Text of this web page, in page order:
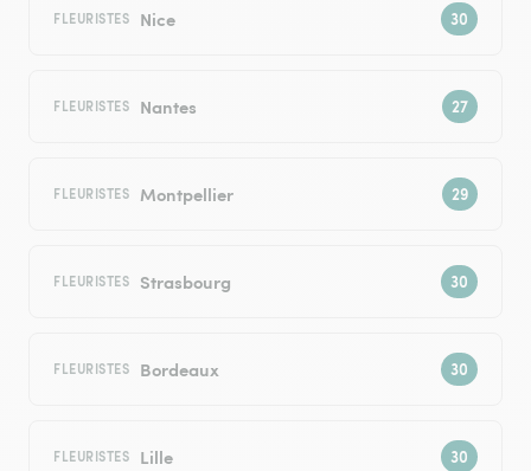
FLEURISTES Nice
FLEURISTES Nantes
FLEURISTES Montpellier
FLEURISTES Strasbourg
FLEURISTES Bordeaux
FLEURISTES Lille